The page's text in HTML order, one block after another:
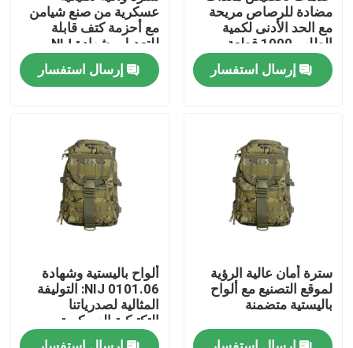
أخبار
اطلب اقتباس
سترة عسكرية تكتيكية مضادة للرصاص
خوذة البالستية التكتيكية
معدات مضادة للرصاص
مضادة للرصاص مريحة
مع الحد الأدنى لكمية
الطلب 1000 قطعة
إرسال استفسار
عسكرية من صنع شيامن
مع أحزمة كتف قابلة
للتعديل وشهادة NIJ
0101.06
إرسال استفسار
سترة أمان عالية الرؤية
لموقع التصنيع مع ألواح
باليستية متضمنة
ألواح باليستية وشهادة
NIJ 0101.06: التوليفة
المثالية لصدرياتنا
التكتيكية العسكرية
الواقية من الرصاص